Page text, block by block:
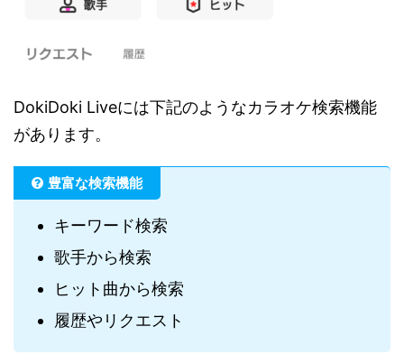
DokiDoki Liveには下記のようなカラオケ検索機能
があります。
豊富な検索機能
キーワード検索
歌手から検索
ヒット曲から検索
履歴やリクエスト